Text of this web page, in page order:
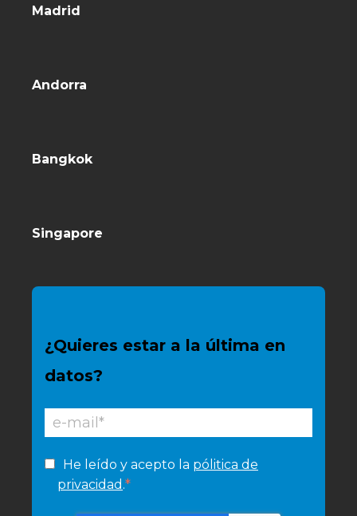
Madrid
Andorra
Bangkok
Singapore
¿Quieres estar a la última en
datos?
He leído y acepto la pólitica de
privacidad .*